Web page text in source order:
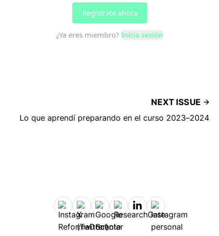
NEXT ISSUE
Lo que aprendí preparando en el curso 2023–2024